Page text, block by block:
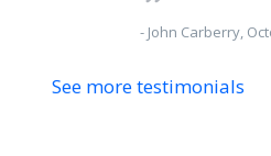
- John Carberry,
See more testimonials